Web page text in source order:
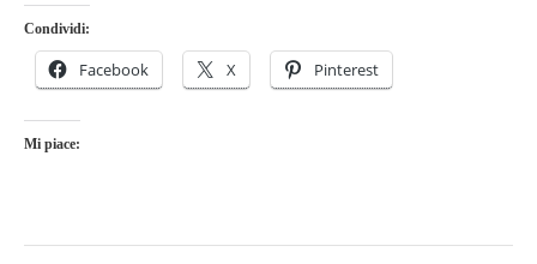
Condividi:
Facebook X Pinterest
Mi piace: